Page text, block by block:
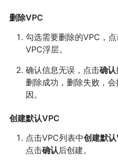
删除VPC
勾选需要删除的VPC，
VPC浮层。
确认信息无误，点击确认
删除成功，删除失败，
因。
创建默认VPC
点击VPC列表中创建默
点击确认后创建。